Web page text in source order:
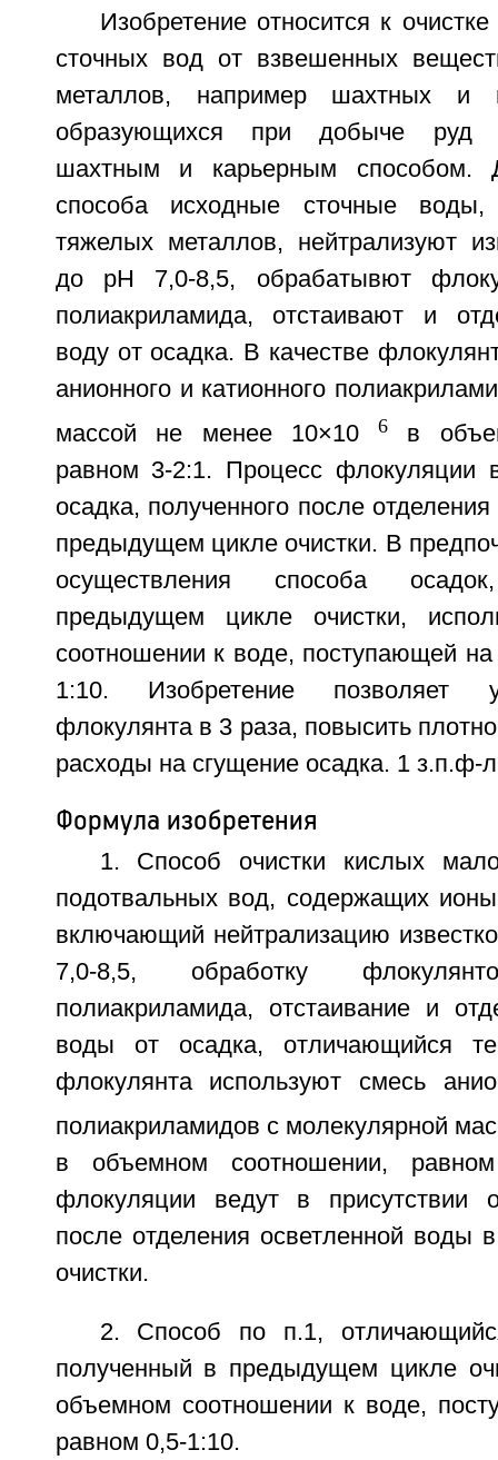
Изобретение относится к
сточных вод от взвешенных
металлов, например шахтных и
образующихся при добыче руд
шахтным и карьерным способом.
способа исходные сточные
тяжелых металлов, нейтрализуют
до рН 7,0-8,5, обрабатывют
полиакриламида, отстаивают и
воду от осадка. В качестве
анионного и катионного
массой не менее 10×10 6в
равном 3-2:1. Процесс флокуляции
осадка, полученного после
предыдущем цикле очистки. В
осуществления способа
предыдущем цикле очистки,
соотношении к воде, поступающей на
1:10. Изобретение позволяет
флокулянта в 3 раза, повысить
расходы на сгущение осадка. 1 з.п.ф-
Формула изобретения
1. Способ очистки кислых
подотвальных вод, содержащих
включающий нейтрализацию
7,0-8,5, обработку
полиакриламида, отстаивание и
воды от осадка, отличающийся
флокулянта используют смесь
полиакриламидов с молекулярной
в объемном соотношении,
флокуляции ведут в присутствии
после отделения осветленной воды
очистки.
2. Способ по п.1,
полученный в предыдущем цикле
объемном соотношении к воде,
равном 0,5-1:10.